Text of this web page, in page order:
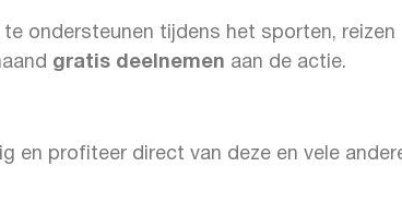
ondersteunen tijdens het sporten, reizen
gratis deelnemen aan de actie.
en profiteer direct van deze en vele